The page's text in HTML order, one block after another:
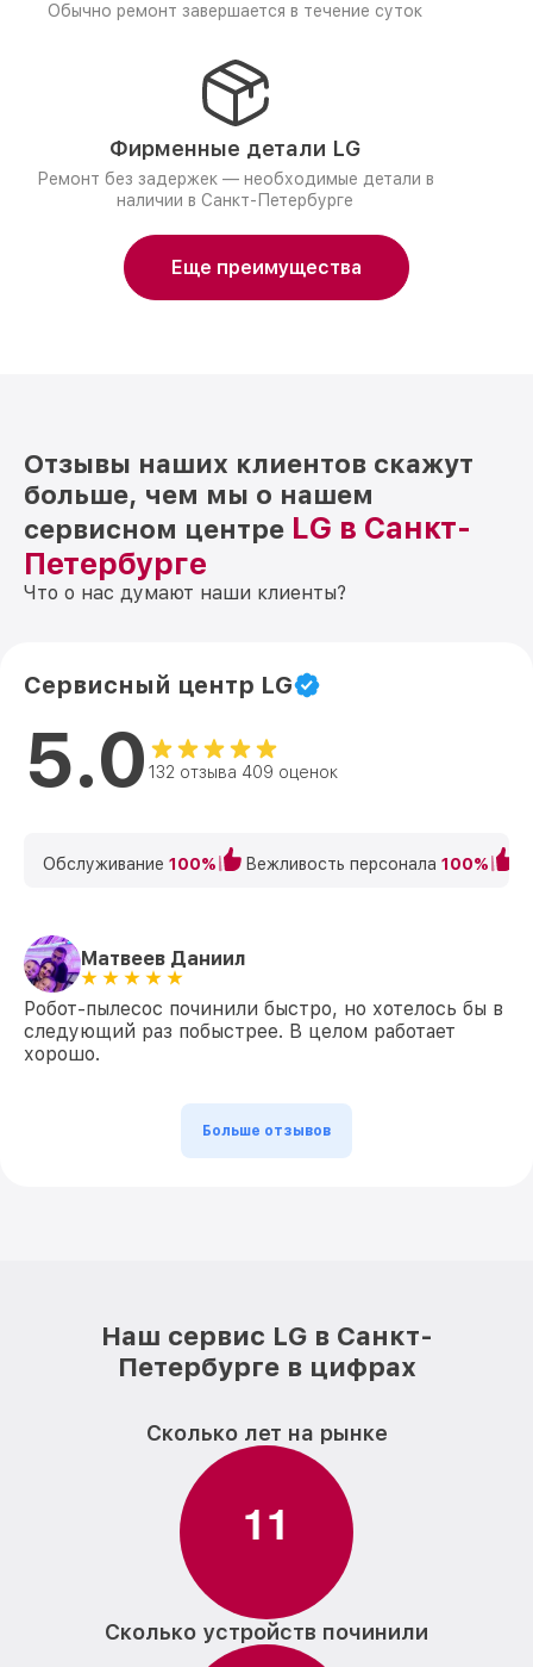
Обычно ремонт завершается в течение суток
Фирменные детали LG
Ремонт без задержек — необходимые детали в
наличии в Санкт-Петербурге
Еще преимущества
Отзывы наших клиентов скажут
больше, чем мы о нашем
сервисном центре LG в Санкт-
Петербурге
Что о нас думают наши клиенты?
Сервисный центр LG
5.0 132 отзыва 409 оценок
Обслуживание 100% Вежливость персонала 100%
Матвеев Даниил
Робот-пылесос починили быстро, но хотелось бы в
следующий раз побыстрее. В целом работает
хорошо.
Больше отзывов
Наш сервис LG в Санкт-
Петербурге в цифрах
Сколько лет на рынке
11
Сколько устройств починили